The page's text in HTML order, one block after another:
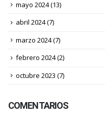
mayo 2024(13)
abril 2024(7)
marzo 2024(7)
febrero 2024(2)
octubre 2023 (7)
COMENTARIOS